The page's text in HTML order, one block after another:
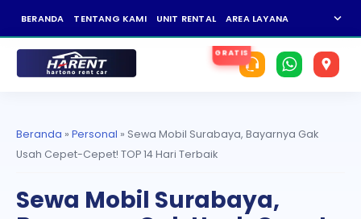
BERANDA TENTANG KAMI UNIT RENTAL AREA LAYANAN expand_more
Beranda » Personal » Sewa Mobil Surabaya, Bayarnya Gak
Usah Cepet-Cepet! TOP 14 Hari Terbaik
Sewa Mobil Surabaya,